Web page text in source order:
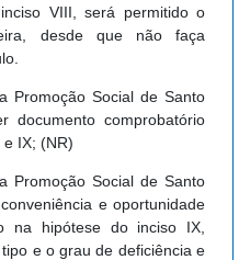
VIII, será permitido o
desde que não faça
Promoção Social de Santo
documento comprobatório
IX; (NR)
Promoção Social de Santo
e oportunidade
na hipótese do inciso IX,
e o grau de deficiência e